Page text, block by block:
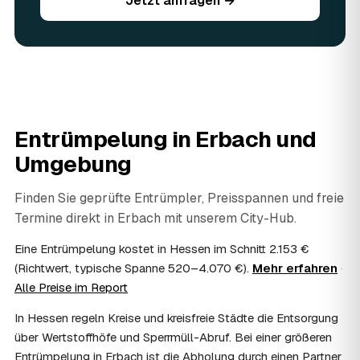
Sie vorhandene Wertsachen einfach in der Anfrage an.
AWL Zentrum vermittelt nur die Entrümpler und ersetzt
keine Steuerberatung — die konkrete Anrechnung klären
Sie mit Ihrem Finanzamt oder Steuerberater.
Kosten?
Im Einzelfall ist das möglich — etwa bei einer
Wohnungsauflösung im Rahmen von Sozialhilfe oder
einem vom Amt veranlassten Umzug. Wichtig: Den Antrag
stellen Sie vor Auftragserteilung beim zuständigen Amt
und holen die Kostenübernahme schriftlich ein. AWL
über die Kostenübernahme.
08 Bekomme ich einen Entsorgungsnachweis?
Entrümpelung in Erbach und
Umgebung
Finden Sie geprüfte Entrümpler, Preisspannen und freie
Termine direkt in Erbach mit unserem City-Hub.
Eine Entrümpelung kostet in Hessen im Schnitt 2.153 €
(Richtwert, typische Spanne 520–4.070 €). Mehr erfahren ·
Alle Preise im Report
In Hessen regeln Kreise und kreisfreie Städte die Entsorgung
über Wertstoffhöfe und Sperrmüll-Abruf. Bei einer größeren
Entrümpelung in Erbach ist die Abholung durch einen Partner